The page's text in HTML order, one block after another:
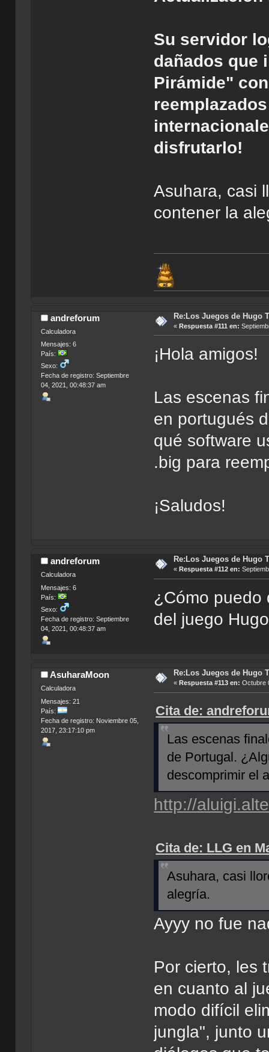
Su servidor
dañados que
Pirámide"
disfrutarlo!
Asuhara, casi
contener la
andreforum
Calculadora
Mensajes: 6
País:
Sexo:
Fecha de registro: Septiembre
04, 2021, 00:48:37 am
Re:Los Juegos de Hugo
« Respuesta #111 en:
¡Hola amigos!
Las escenas
en portugués
qué software
.big para
¡Saludos!
andreforum
Calculadora
Mensajes: 6
País:
Sexo:
Fecha de registro: Septiembre
04, 2021, 00:48:37 am
Re:Los Juegos de Hugo
« Respuesta #112 en:
¿Cómo puedo
del juego
AsuharaMoon
Calculadora
Mensajes: 21
País:
Fecha de registro: Noviembre 05,
2017, 23:17:10 pm
Re:Los Juegos de Hugo
« Respuesta #113 en: Octubre
Cita de:
Las escenas
de Portugal.
descomprimir el
http://
Cita de: LLG en
Asuhara, casi
alegría.
Ayyy no fue
Por cierto, les
en cuanto al
modo difícil
jungla", junto